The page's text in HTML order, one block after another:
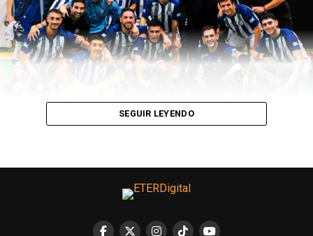
SEGUIR LEYENDO